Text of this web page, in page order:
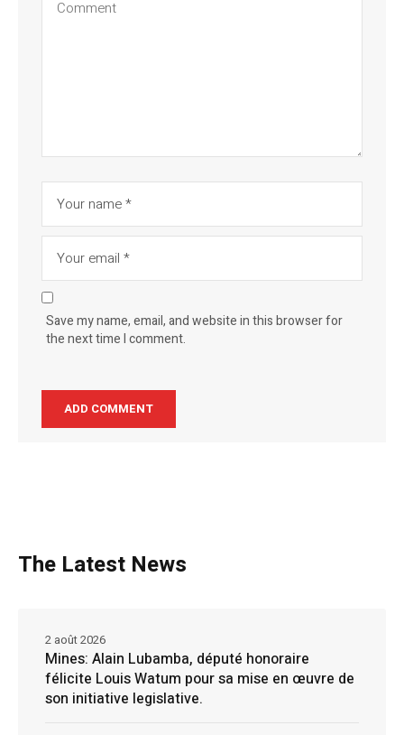
Save my name, email, and website in this browser for
the next time I comment.
The Latest News
Mines: Alain Lubamba, député honoraire
félicite Louis Watum pour sa mise en œuvre de
son initiative legislative.
2 août 2026